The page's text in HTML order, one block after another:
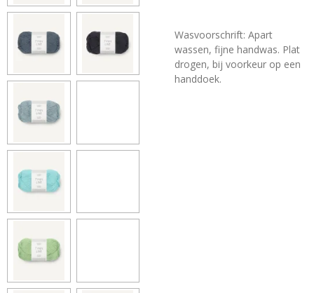
Wasvoorschrift: Apart
wassen, fijne handwas. Plat
drogen, bij voorkeur op een
handdoek.